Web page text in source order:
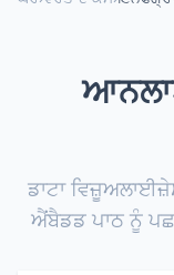
ਡਾਟਾ
ਐਂਬੈਡਡ ਪਾਠ ਨੂੰ